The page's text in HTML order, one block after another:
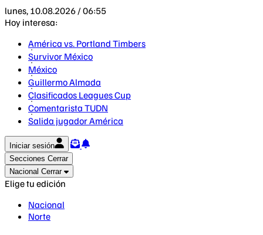
lunes, 10.08.2026 / 06:55
Hoy interesa:
América vs. Portland Timbers
Survivor México
México
Guillermo Almada
Clasificados Leagues Cup
Comentarista TUDN
Salida jugador América
Iniciar sesión
Secciones Cerrar
Nacional Cerrar
Elige tu edición
Nacional
Norte